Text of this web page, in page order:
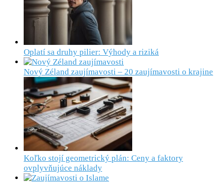
Oplatí sa druhy pilier: Výhody a riziká
Nový Zéland zaujímavosti – 20 zaujímavosti o krajine
Koľko stojí geometrický plán: Ceny a faktory
ovplyvňujúce náklady